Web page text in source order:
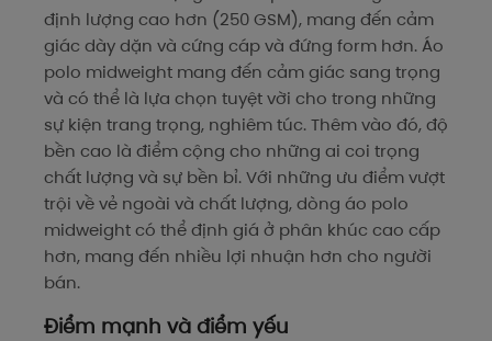
định lượng cao hơn (250 GSM), mang đến cảm
giác dày dặn và cứng cáp và đứng form hơn. Áo
polo midweight mang đến cảm giác sang trọng
và có thể là lựa chọn tuyệt vời cho trong những
sự kiện trang trọng, nghiêm túc. Thêm vào đó, độ
bền cao là điểm cộng cho những ai coi trọng
chất lượng và sự bền bỉ. Với những ưu điểm vượt
trội về vẻ ngoài và chất lượng, dòng áo polo
midweight có thể định giá ở phân khúc cao cấp
hơn, mang đến nhiều lợi nhuận hơn cho người
bán.
Điểm mạnh và điểm yếu